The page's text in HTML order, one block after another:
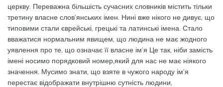
церкву. Переважна більшість сучасних словників містить тільки
третину власне слов’янських імен. Нині вже нікого не дивує, що
типовими стали єврейські, грецькі та латинські імена. Стало
вважатися нормальним явищем, що людина не має жодного
уявлення про те, що означає її власне ім’я Це так, ніби замість
імені носимо порядковий номер,який для нас не має ніякого
значення. Мусимо знати, що взяте в чужого народу ім’я
перестає відображати внутрішню сутність людини,